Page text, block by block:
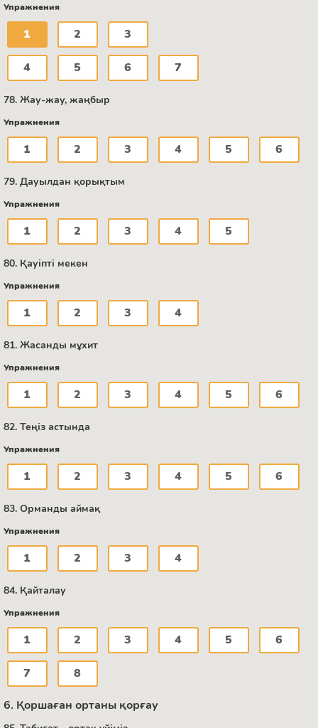
Упражнения
1 2 3
4 5 6 7
78. Жау-жау, жаңбыр
Упражнения
1 2 3 4 5 6
79. Дауылдан қорықтым
Упражнения
1 2 3 4 5
80. Қауіпті мекен
Упражнения
1 2 3 4
81. Жасанды мұхит
Упражнения
1 2 3 4 5 6
82. Теңіз астында
Упражнения
1 2 3 4 5 6
83. Орманды аймақ
Упражнения
1 2 3 4
84. Қайталау
Упражнения
1 2 3 4 5 6
7 8
6. Қоршаған ортаны қорғау